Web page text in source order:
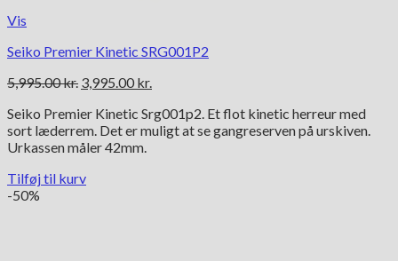
Vis
Seiko Premier Kinetic SRG001P2
5,995.00kr. Den
pris
var:
5,995.00 kr..
3,995.00 kr.
pris
er:
Seiko Premier Kinetic Srg001p2. Et flot kinetic herreur med
sort læderrem. Det er muligt at se gangreserven på urskiven.
Urkassen måler 42mm.
Tilføj til kurv
-50%